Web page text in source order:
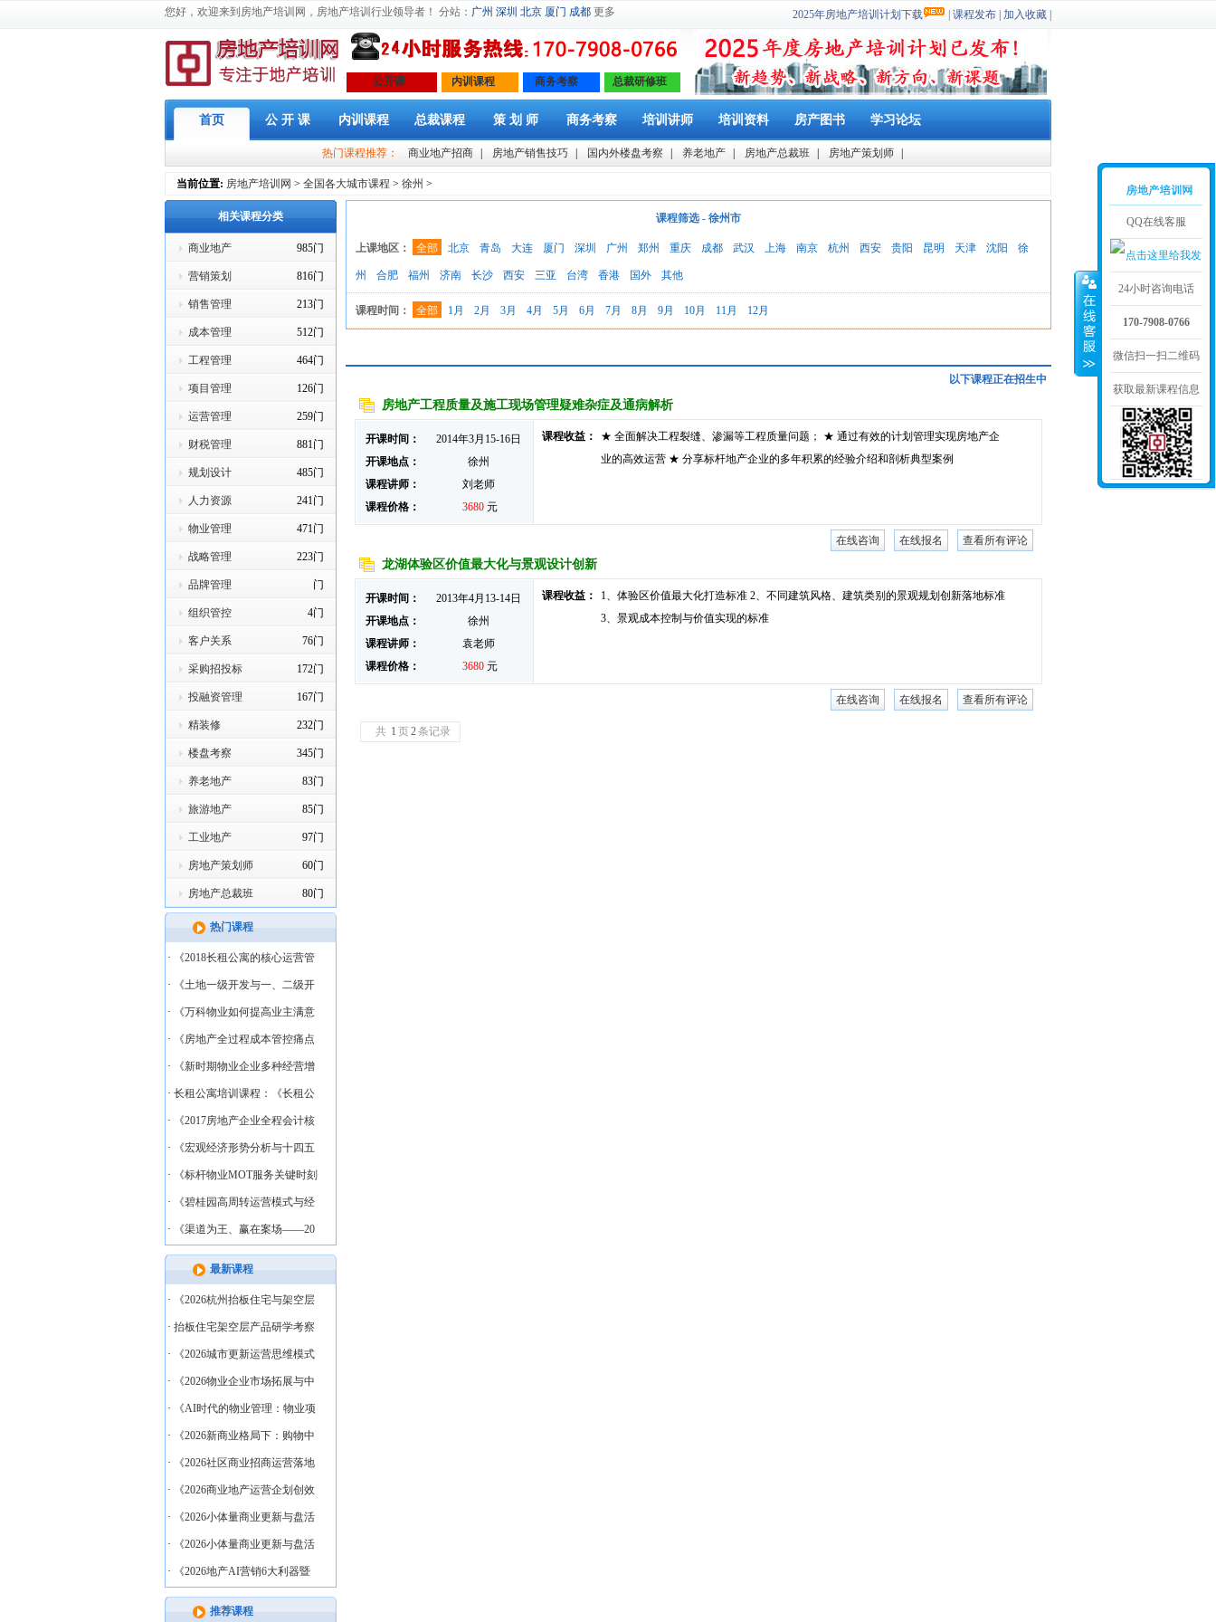
您好，欢迎来到房地产培训网，房地产培训行业领导者！ 分站： 广州 深圳 北京 厦门 成都 更多 2025年房地产培训计划下载 课程发布 加入收藏
公开课 内训课程 商务考察 总裁研修班
首页 公 开 课 内训课程 总裁课程 策 划 师 商务考察 培训讲师 培训资料 房产图书 学习论坛
热门课程推荐： 商业地产招商 房地产销售技巧 国内外楼盘考察 养老地产 房地产总裁班 房地产策划师
当前位置: 房地产培训网 > 全国各大城市课程 > 徐州 >
相关课程分类
商业地产 985门
营销策划 816门
销售管理 213门
成本管理 512门
工程管理 464门
项目管理 126门
运营管理 259门
财税管理 881门
规划设计 485门
人力资源 241门
物业管理 471门
战略管理 223门
品牌管理 门
组织管控 4门
客户关系 76门
采购招投标 172门
投融资管理 167门
精装修 232门
楼盘考察 345门
养老地产 83门
旅游地产 85门
工业地产 97门
房地产策划师 60门
房地产总裁班 80门
热门课程
· 《2018长租公寓的核心运营管
· 《土地一级开发与一、二级开
· 《万科物业如何提高业主满意
· 《房地产全过程成本管控痛点
· 《新时期物业企业多种经营增
· 长租公寓培训课程：《长租公
· 《2017房地产企业全程会计核
· 《宏观经济形势分析与十四五
· 《标杆物业MOT服务关键时刻
· 《碧桂园高周转运营模式与经
· 《渠道为王、赢在案场——20
最新课程
· 《2026杭州抬板住宅与架空层
· 抬板住宅架空层产品研学考察
· 《2026城市更新运营思维模式
· 《2026物业企业市场拓展与中
· 《AI时代的物业管理：物业项
· 《2026新商业格局下：购物中
· 《2026社区商业招商运营落地
· 《2026商业地产运营企划创效
· 《2026小体量商业更新与盘活
· 《2026小体量商业更新与盘活
· 《2026地产AI营销6大利器暨
推荐课程
课程筛选 - 徐州市
上课地区： 全部 北京 青岛 大连 厦门 深圳 广州 郑州 重庆 成都 武汉 上海 南京 杭州 西安 贵阳 昆明 天津 沈阳 徐
州 合肥 福州 济南 长沙 西安 三亚 台湾 香港 国外 其他
课程时间： 全部 1月 2月 3月 4月 5月 6月 7月 8月 9月 10月 11月 12月
以下课程正在招生中
房地产工程质量及施工现场管理疑难杂症及通病解析
开课时间：
2014年3月15-16日
开课地点：
徐州
课程讲师：
刘老师
课程价格：
3680 元
课程收益：
★ 全面解决工程裂缝、渗漏等工程质量问题； ★ 通过有效的计划管理实现房地产企
业的高效运营 ★ 分享标杆地产企业的多年积累的经验介绍和剖析典型案例
查看所有评论
在线报名
在线咨询
龙湖体验区价值最大化与景观设计创新
开课时间：
2013年4月13-14日
开课地点：
徐州
课程讲师：
袁老师
课程价格：
3680 元
课程收益：
1、体验区价值最大化打造标准 2、不同建筑风格、建筑类别的景观规划创新落地标准
3、景观成本控制与价值实现的标准
查看所有评论
在线报名
在线咨询
共 1 页2条记录
QQ在线客服
24小时咨询电话
170-7908-0766
微信扫一扫二维码
获取最新课程信息